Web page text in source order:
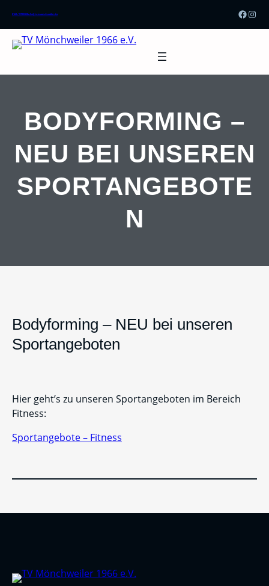
springen
0162 / 5722202info@tv-moenchweiler.de
BODYFORMING –
NEU BEI UNSEREN
SPORTANGEBOTE
N
Bodyforming – NEU bei unseren
Sportangeboten
Hier geht’s zu unseren Sportangeboten im Bereich
Fitness:
Sportangebote – Fitness